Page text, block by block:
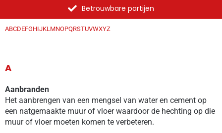
Al meer dan 1375 opdrachten uitgevoerd
ABCDEFGHIJKL MNOPQRSTUVWXYZ
A
Aanbranden
Het aanbrengen van een mengsel van water en cement op
een natgemaakte muur of vloer waardoor de hechting op die
muur of vloer moeten komen te verbeteren.